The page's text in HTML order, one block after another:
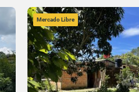
Mercado Libre